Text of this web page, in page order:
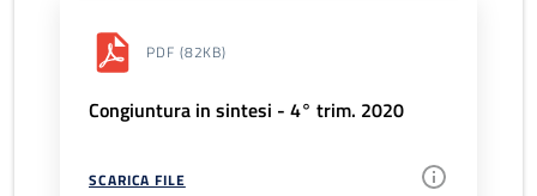
PDF (82KB)
Congiuntura in sintesi - 4° trim. 2020
SCARICA FILE